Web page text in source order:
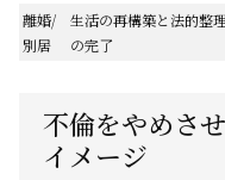
離婚/
別居
生活の再構築と法的整
の完了
不倫をやめさ
イメージ